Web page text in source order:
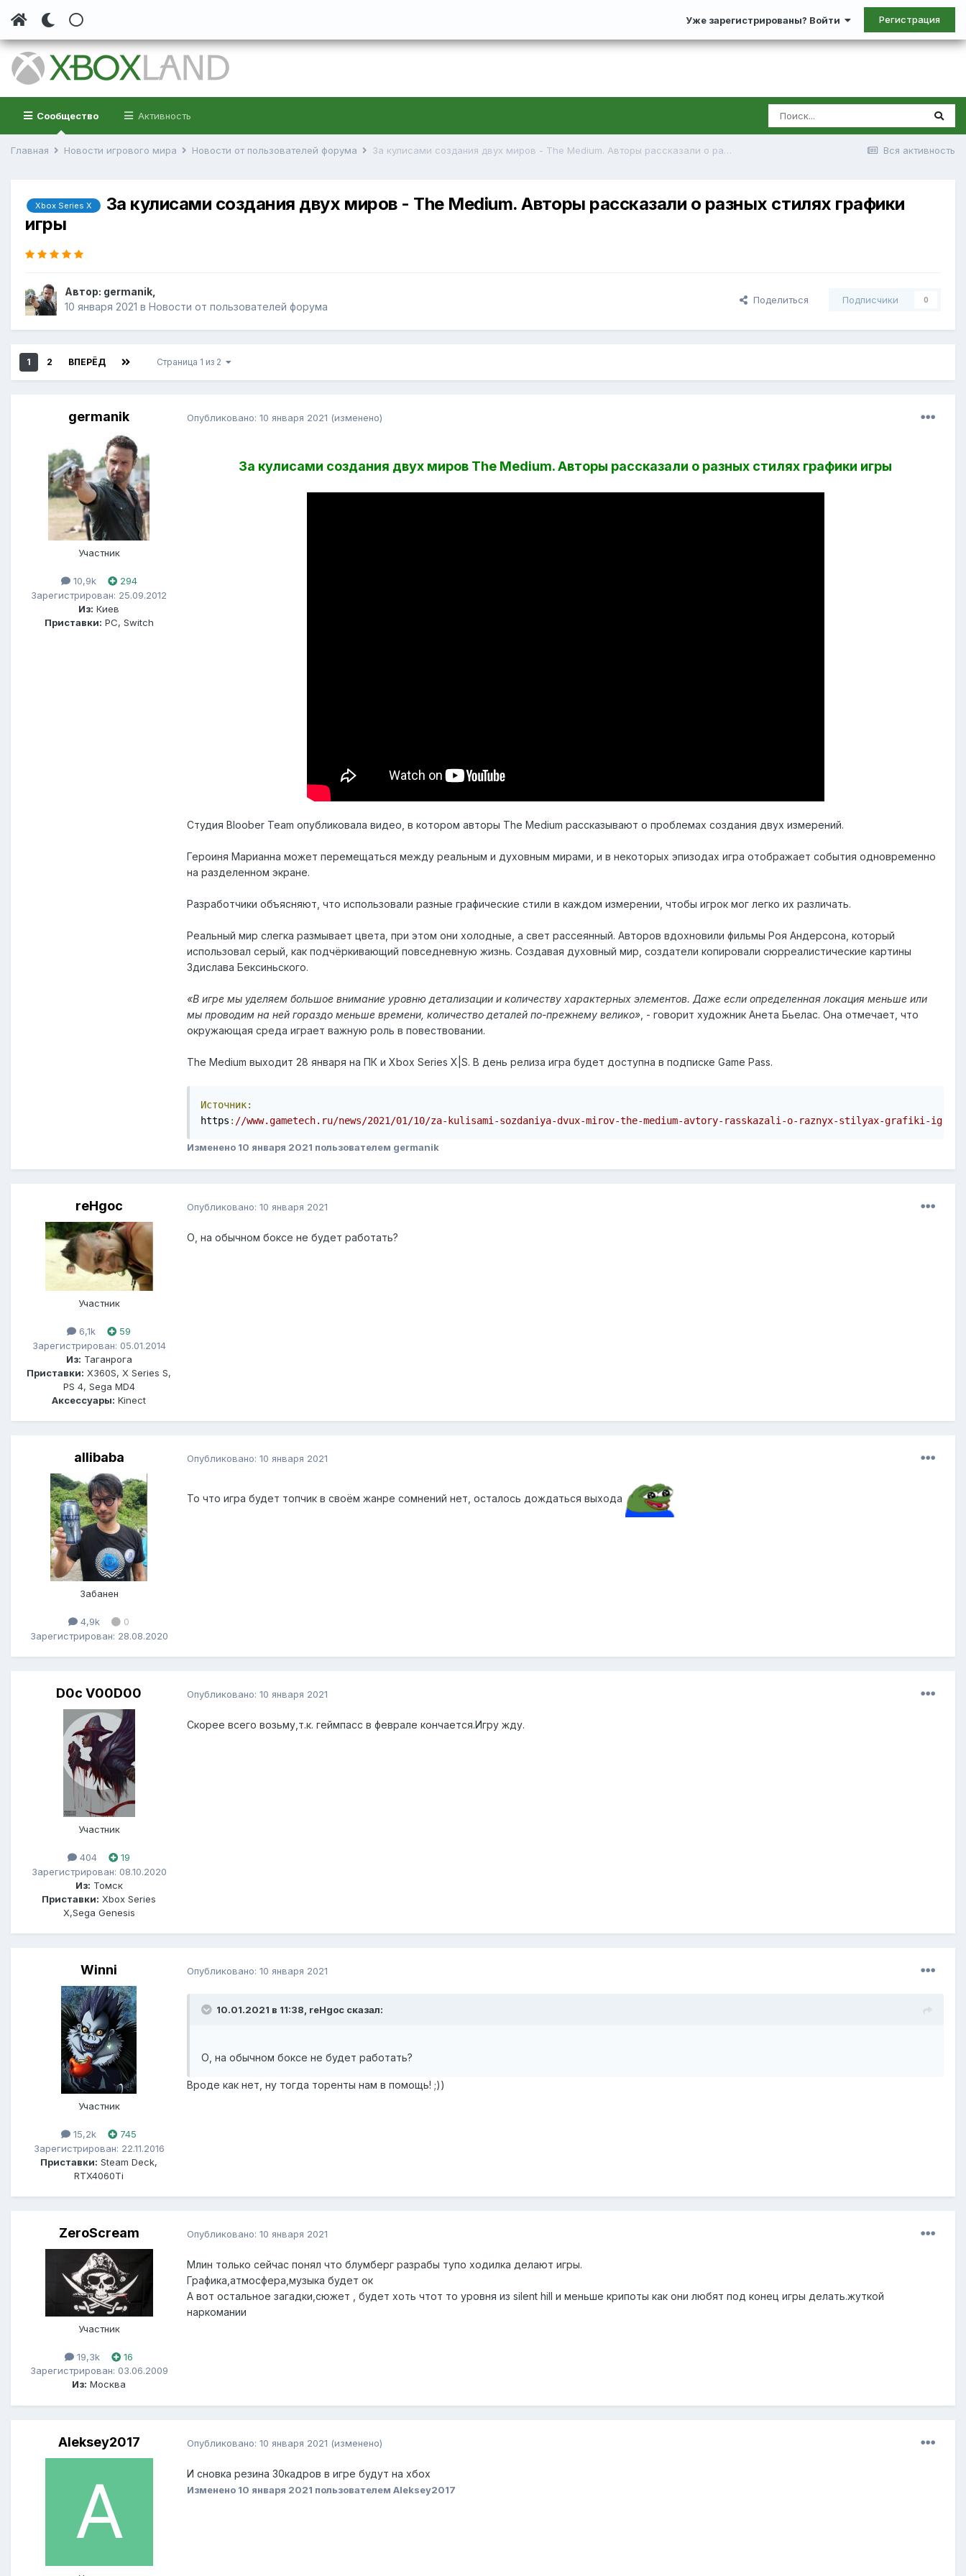
Уже зарегистрированы? Войти Регистрация
Сообщество Активность
Вся активность
Главная Новости игрового мира Новости от пользователей форума За кулисами создания двух миров - The Medium. Авторы рассказали о разных стилях графики игры
Xbox Series X
За кулисами создания двух миров - The Medium. Авторы рассказали о разных стилях графики
игры
Автор: germanik
10 января 2021 в Новости от пользователей форума
Поделиться Подписчики 0
1 2 ВПЕРЁД Страница 1 из 2
germanik
Участник
10,9k
294
Зарегистрирован: 25.09.2012
Из: Киев
Приставки: PC, Switch
Опубликовано: 10 января 2021 (изменено)
За кулисами создания двух миров The Medium. Авторы рассказали о разных стилях графики игры
Студия Bloober Team опубликовала видео, в котором авторы The Medium рассказывают о проблемах создания двух измерений.
Героиня Марианна может перемещаться между реальным и духовным мирами, и в некоторых эпизодах игра отображает события одновременно
на разделенном экране.
Разработчики объясняют, что использовали разные графические стили в каждом измерении, чтобы игрок мог легко их различать.
Реальный мир слегка размывает цвета, при этом они холодные, а свет рассеянный. Авторов вдохновили фильмы Роя Андерсона, который
использовал серый, как подчёркивающий повседневную жизнь. Создавая духовный мир, создатели копировали сюрреалистические картины
Здислава Бексиньского.
«В игре мы уделяем большое внимание уровню детализации и количеству характерных элементов. Даже если определенная локация меньше или
мы проводим на ней гораздо меньше времени, количество деталей по-прежнему велико» , - говорит художник Анета Бьелас. Она отмечает, что
окружающая среда играет важную роль в повествовании.
The Medium выходит 28 января на ПК и Xbox Series X|S. В день релиза игра будет доступна в подписке Game Pass.
Источник:
https : //www.gametech.ru/news/2021/01/10/za-kulisami-sozdaniya-dvux-mirov-the-medium-avtory-rasskazali-o-raznyx-stilyax-grafiki-igry
Изменено 10 января 2021 пользователем germanik
reHgoc
Участник
6,1k
59
Зарегистрирован: 05.01.2014
Из: Таганрога
Приставки: X360S, X Series S,
PS 4, Sega MD4
Аксессуары: Kinect
Опубликовано: 10 января 2021
О, на обычном боксе не будет работать?
allibaba
Забанен
4,9k
0
Зарегистрирован: 28.08.2020
Опубликовано: 10 января 2021
То что игра будет топчик в своём жанре сомнений нет, осталось дождаться выхода
D0c V00D00
Участник
404
19
Зарегистрирован: 08.10.2020
Из: Томск
Приставки: Xbox Series
X,Sega Genesis
Опубликовано: 10 января 2021
Скорее всего возьму,т.к. геймпасс в феврале кончается.Игру жду.
Winni
Участник
15,2k
745
Зарегистрирован: 22.11.2016
Приставки: Steam Deck,
RTX4060Ti
Опубликовано: 10 января 2021
10.01.2021 в 11:38, reHgoc сказал:
О, на обычном боксе не будет работать?
Вроде как нет, ну тогда торенты нам в помощь! ;))
ZeroScream
Участник
19,3k
16
Зарегистрирован: 03.06.2009
Из: Москва
Опубликовано: 10 января 2021
Млин только сейчас понял что блумберг разрабы тупо ходилка делают игры.
Графика,атмосфера,музыка будет ок
А вот остальное загадки,сюжет , будет хоть чтот то уровня из silent hill и меньше крипоты как они любят под конец игры делать.жуткой
наркомании
Aleksey2017 Опубликовано: 10 января 2021 (изменено)
И сновка резина 30кадров в игре будут на хбох
Изменено 10 января 2021 пользователем Aleksey2017